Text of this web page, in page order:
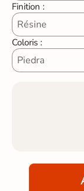
Finition :
Coloris :